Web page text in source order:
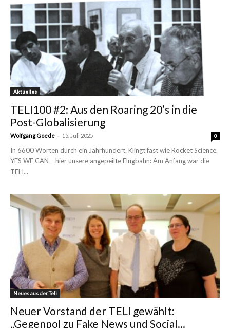
Aktuelles
TELI100 #2: Aus den Roaring 20’s in die
Post-Globalisierung
Wolfgang Goede - 15. Juli 2025 0
In 6600 Worten durch ein Jahrhundert. Klingt fast wie Rocket Science.
YES WE CAN – hier unsere angepeilte Flugbahn: Am Anfang war die
TELI...
Neues aus der Teli
Neuer Vorstand der TELI gewählt:
„Gegenpol zu Fake News und Social...